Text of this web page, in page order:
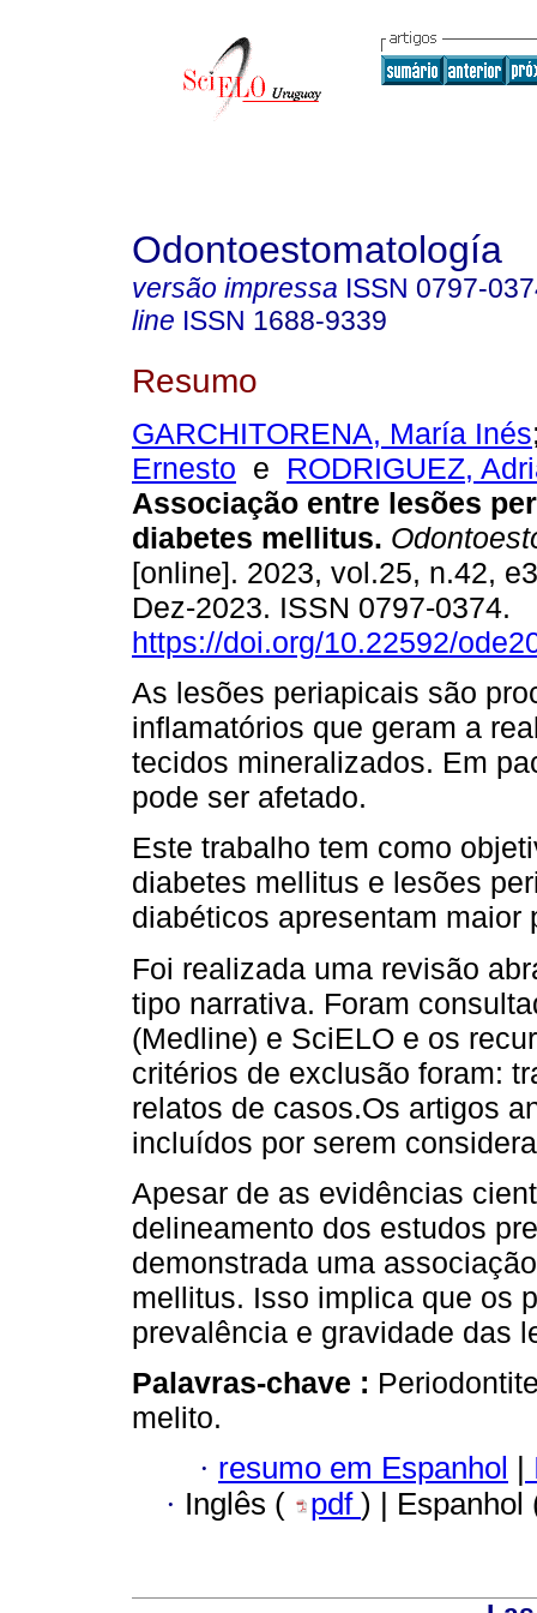
Odontoestomatología
versão impressa ISSN 0797-
line ISSN 1688-9339
Resumo
GARCHITORENA, María Inés
Ernesto e RODRIGUEZ,
Associação entre lesões
diabetes mellitus.
[online]. 2023, vol.25, n.42,
Dez-2023. ISSN 0797-0374.
https://doi.org/10.22592/
As lesões periapicais são
inflamatórios que geram a
tecidos mineralizados. Em
pode ser afetado.
Este trabalho tem como
diabetes mellitus e lesões
diabéticos apresentam maior
Foi realizada uma revisão
tipo narrativa. Foram
(Medline) e SciELO e os
critérios de exclusão foram:
relatos de casos.Os artigos
incluídos por serem
Apesar de as evidências
delineamento dos estudos
demonstrada uma
mellitus. Isso implica que os
prevalência e gravidade das
Palavras-chave :
melito.
· resumo em Espanhol
· Inglês ( pdf ) |